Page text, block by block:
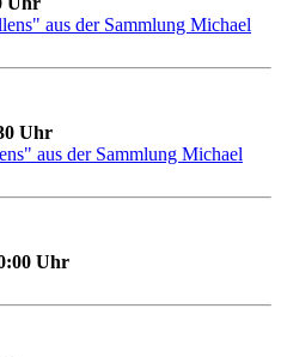
aus der Sammlung Michael
Uhr
aus der Sammlung Michael
Uhr